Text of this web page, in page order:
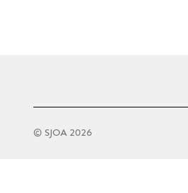
© SJOA 2026